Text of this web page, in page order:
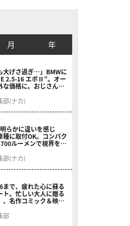
月 年
大げさ過ぎ…」BMWに
2.5-16 エボⅡ”。オー
な価格に。おじさん達
部(ナカ)
らかに違いを感じ
に取付OK。コンパク
ルーメンで視界を確
レイ スモール］
部(ナカ)
まで、疲れた心に蘇る
ト。忙しい大人に贈る
、名作コミック＆映画
部